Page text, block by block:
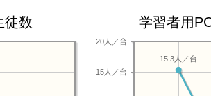
徒数 学習者用
15人／台
20人／台
15.3人／台